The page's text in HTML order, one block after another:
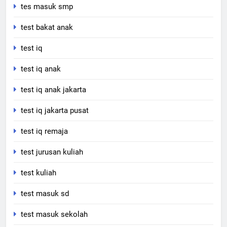
tes masuk smp
test bakat anak
test iq
test iq anak
test iq anak jakarta
test iq jakarta pusat
test iq remaja
test jurusan kuliah
test kuliah
test masuk sd
test masuk sekolah